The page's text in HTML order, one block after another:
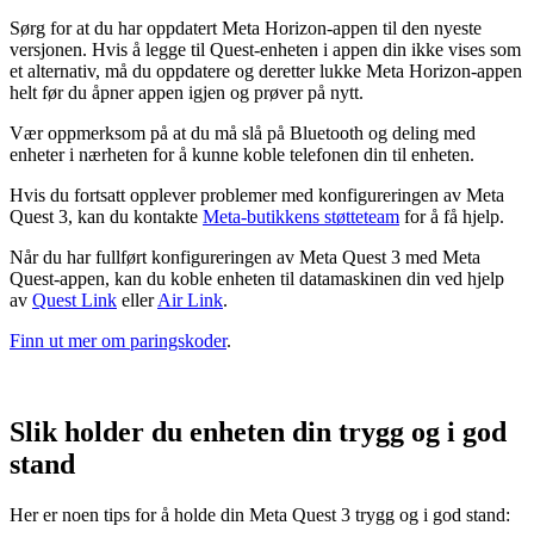
Sørg for at du har oppdatert Meta Horizon-appen til den nyeste
versjonen. Hvis å legge til Quest-enheten i appen din ikke vises som
et alternativ, må du oppdatere og deretter lukke Meta Horizon-appen
helt før du åpner appen igjen og prøver på nytt.
Vær oppmerksom på at du må slå på Bluetooth og deling med
enheter i nærheten for å kunne koble telefonen din til enheten.
Hvis du fortsatt opplever problemer med konfigureringen av Meta
Quest 3, kan du kontakte Meta-butikkens støtteteam for å få hjelp.
Når du har fullført konfigureringen av Meta Quest 3 med Meta
Quest-appen, kan du koble enheten til datamaskinen din ved hjelp
av Quest Link ellerAir Link.
Finn ut mer om paringskoder.
Slik holder du enheten din trygg og i god
stand
Her er noen tips for å holde din Meta Quest 3 trygg og i god stand: